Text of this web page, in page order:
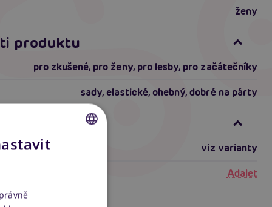
ženy
produktu
pro zkušené, pro ženy, pro lesby, pro začátečníky
sady,elastické, ohebný,dobré na párty
viz varianty
Adalet